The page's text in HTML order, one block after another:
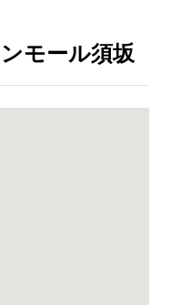
モール須坂